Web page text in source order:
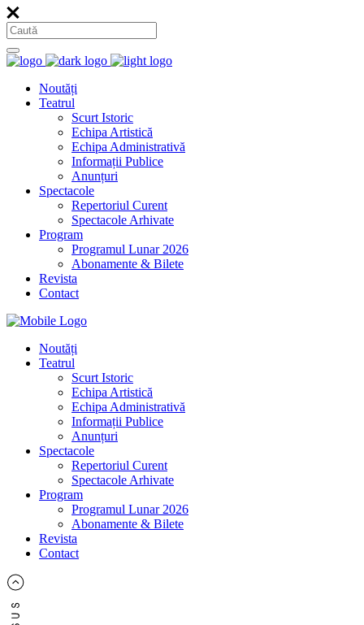
Noutăți
Teatrul
Scurt Istoric
Echipa Artistică
Echipa Administrativă
Informații Publice
Anunțuri
Spectacole
Repertoriul Curent
Spectacole Arhivate
Program
Programul Lunar 2026
Abonamente & Bilete
Revista
Contact
Noutăți
Teatrul
Scurt Istoric
Echipa Artistică
Echipa Administrativă
Informații Publice
Anunțuri
Spectacole
Repertoriul Curent
Spectacole Arhivate
Program
Programul Lunar 2026
Abonamente & Bilete
Revista
Contact